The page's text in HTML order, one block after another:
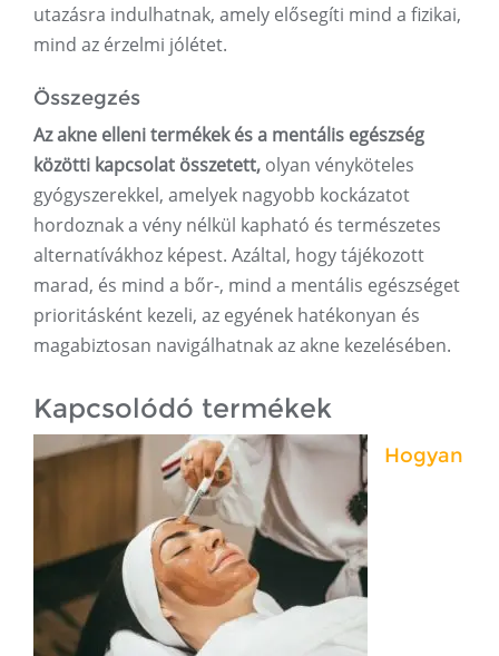
utazásra indulhatnak, amely elősegíti mind a fizikai,
mind az érzelmi jólétet.
Összegzés
Az akne elleni termékek és a mentális egészség
közötti kapcsolat összetett, olyan vényköteles
gyógyszerekkel, amelyek nagyobb kockázatot
hordoznak a vény nélkül kapható és természetes
alternatívákhoz képest. Azáltal, hogy tájékozott
marad, és mind a bőr-, mind a mentális egészséget
prioritásként kezeli, az egyének hatékonyan és
magabiztosan navigálhatnak az akne kezelésében.
Kapcsolódó termékek
Hogyan